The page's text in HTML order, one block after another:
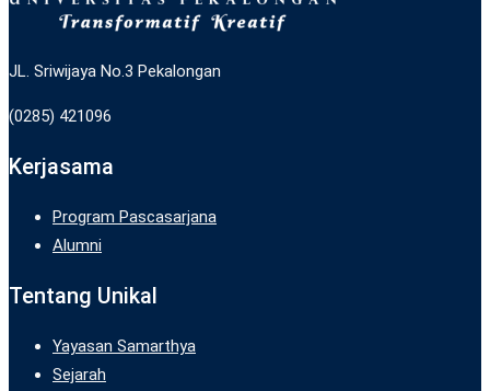
JL. Sriwijaya No.3 Pekalongan
(0285) 421096
Kerjasama
Program Pascasarjana
Alumni
Tentang Unikal
Yayasan Samarthya
Sejarah